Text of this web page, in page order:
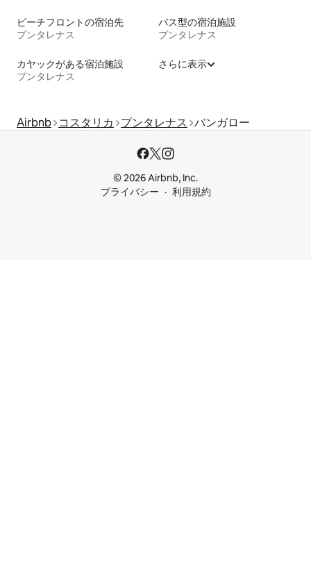
ビーチフロントの宿泊先
プンタレナス
バス型の宿泊施設
プンタレナス
カヤックがある宿泊施設
プンタレナス
さらに表示
Airbnb コスタリカ プンタレナス バンガロー
© 2026 Airbnb, Inc.
プライバシー
利用規約